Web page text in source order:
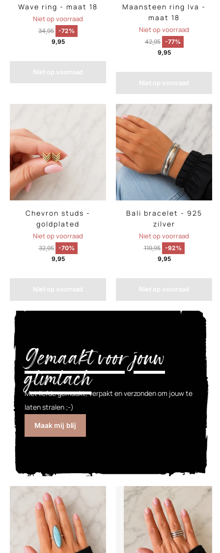
Wave ring - maat 18
Niet op voorraad
34,95 -72%
9,95
Niet op voorraad
Maansteen ring Iva -
maat 18
Niet op voorraad
42,95
-77%
9,95
Niet op voorraad
Chevron studs -
goldplated
Niet op voorraad
32,95
-70%
9,95
Niet op voorraad
Bali bracelet - 925
zilver
Niet op voorraad
119,95
-92%
9,95
Niet op voorraad
Gemaakt voor jouw
glimlach
Met liefde gemaakt, verpakt en verzonden om jouw te
laten stralen ;-)
Maak mij blij